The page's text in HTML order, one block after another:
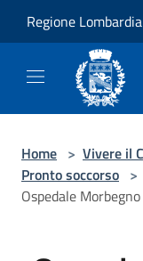
Regione Lombardia
Home > Vivere il
Pronto soccorso >
Ospedale